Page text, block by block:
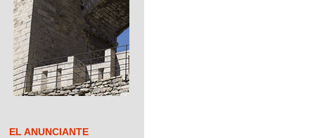
EL ANUNCIANTE